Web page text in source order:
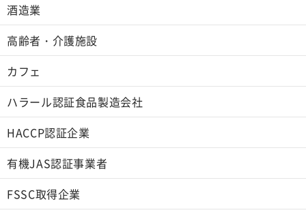
酒造業
高齢者・介護施設
カフェ
ハラール認証食品製造会社
HACCP認証企業
有機JAS認証事業者
FSSC取得企業